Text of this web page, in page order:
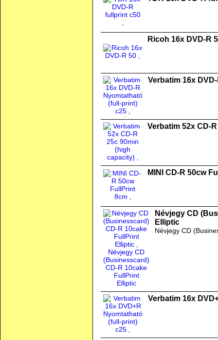
Ricoh 16x DVD-R
Verbatim 16x
Verbatim 52x CD-
MINI CD-R 50cw
Névjegy CD
Elliptic
Névjegy CD
Verbatim 16x